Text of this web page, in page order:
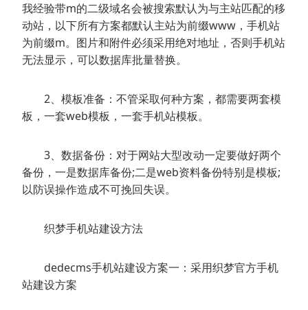
我经验带m的二级域名会被搜索默认为与主站匹配的移
动站，以下所有方案都默认主站为前缀www，手机站
为前缀m。图片和附件必须采用绝对地址，否则手机站
无法显示，可以数据库批量替换。
2、模板准备：不管采取何种方案，都需要两套模
板，一套web模板，一套手机站模板。
3、数据备份：对于网站大型改动一定要做好两个
备份，一是数据库备份;二是web资料备份特别是模板;
以防误操作造成不可挽回失误。
织梦手机站建设方法
dedecms手机站建设方案一：采用织梦官方手机
站建设方案